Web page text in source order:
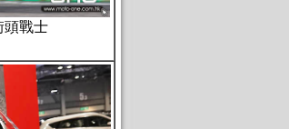
頭戰士